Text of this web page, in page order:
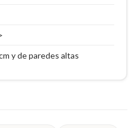
y de paredes altas